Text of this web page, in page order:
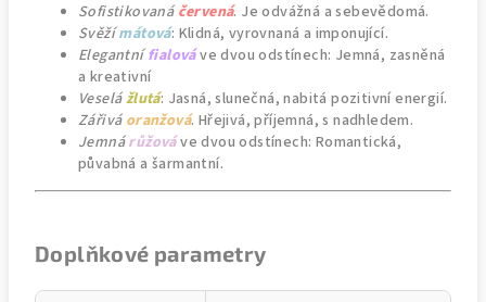
Sofistikovaná červená. Je odvážná a sebevědomá.
Svěžímátová: Klidná, vyrovnaná a imponující.
Elegantnífialováve dvou odstínech: Jemná, zasněná
a kreativní
Veselážlutá: Jasná, slunečná, nabitá pozitivní energií.
Zářivá oranžová. Hřejivá, příjemná, s nadhledem.
Jemnárůžováve dvou odstínech: Romantická,
půvabná a šarmantní.
Doplňkové parametry